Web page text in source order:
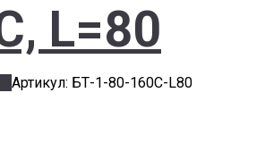
L=80
Артикул: БТ-1-80-160С-L80